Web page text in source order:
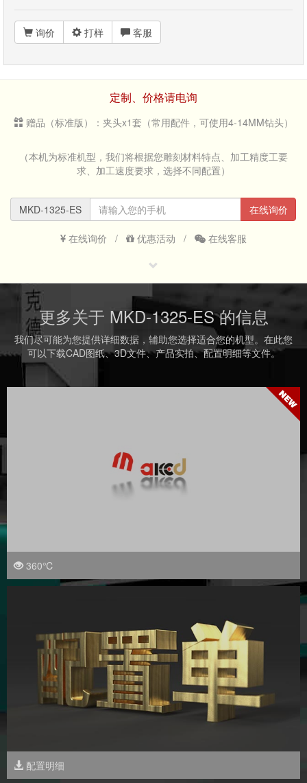
询价 打样 客服
定制、价格请电询
赠品（标准版）：夹头x1套（常用配件，可使用4-14MM钻头）
（本机为标准机型，我们将根据您雕刻材料特点、加工精度工要
求、加工速度要求，选择不同配置）
MKD-1325-ES 在线询价
在线询价 / 优惠活动 / 在线客服
更多关于 MKD-1325-ES 的信息
我们尽可能为您提供详细数据，辅助您选择适合您的机型。在此您
可以下载CAD图纸、3D文件、产品实拍、配置明细等文件。
360℃
配置明细